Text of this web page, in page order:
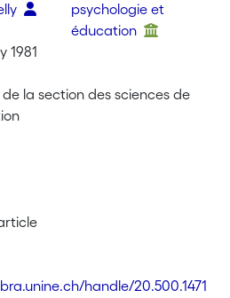
psychologie et
éducation
1981
la section des sciences de
handle/20.500.1471